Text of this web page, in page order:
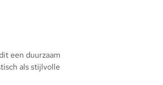
een duurzaam
als stijlvolle